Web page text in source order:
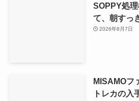
SOPPY処
て、朝すっ
2026年8月7日
MISAMOフ
トレカの入